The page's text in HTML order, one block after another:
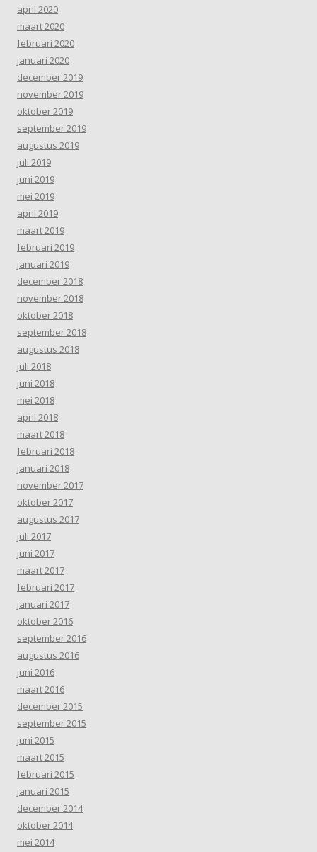
april 2020
maart 2020
februari 2020
januari 2020
december 2019
november 2019
oktober 2019
september 2019
augustus 2019
juli 2019
juni 2019
mei 2019
april 2019
maart 2019
februari 2019
januari 2019
december 2018
november 2018
oktober 2018
september 2018
augustus 2018
juli 2018
juni 2018
mei 2018
april 2018
maart 2018
februari 2018
januari 2018
november 2017
oktober 2017
augustus 2017
juli 2017
juni 2017
maart 2017
februari 2017
januari 2017
oktober 2016
september 2016
augustus 2016
juni 2016
maart 2016
december 2015
september 2015
juni 2015
maart 2015
februari 2015
januari 2015
december 2014
oktober 2014
mei 2014